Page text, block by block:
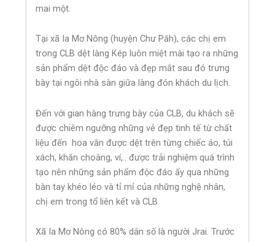
mai một.
Tại xã Ia Mơ Nông (huyện Chư Păh), các chị em
trong CLB dệt làng Kép luôn miệt mài tạo ra những
sản phẩm dệt độc đáo và đẹp mắt sau đó trưng
bày tại ngôi nhà sàn giữa làng đón khách du lịch.
Đến với gian hàng trưng bày của CLB, du khách sẽ
được chiêm ngưỡng những vẻ đẹp tinh tế từ chất
liệu đến hoa văn được dệt trên từng chiếc áo, túi
xách, khăn choàng, ví,.. được trải nghiệm quá trình
tạo nên những sản phẩm độc đáo ấy qua những
bàn tay khéo léo và tỉ mỉ của những nghệ nhân,
chị em trong tổ liên kết và CLB.
Xã Ia Mơ Nông có 80% dân số là người Jrai. Trước